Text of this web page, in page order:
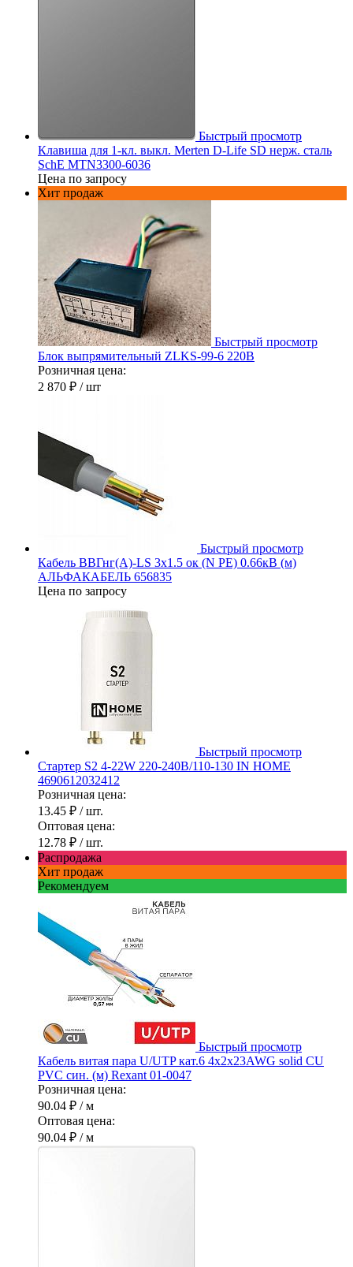
Быстрый просмотр
Клавиша для 1-кл. выкл. Merten D-Life SD нерж. сталь
SchE MTN3300-6036
Цена по запросу
Хит продаж
Быстрый просмотр
Блок выпрямительный ZLKS-99-6 220В
Розничная цена:
2 870 ₽ / шт
Быстрый просмотр
Кабель ВВГнг(А)-LS 3х1.5 ок (N PE) 0.66кВ (м)
АЛЬФАКАБЕЛЬ 656835
Цена по запросу
Быстрый просмотр
Стартер S2 4-22W 220-240В/110-130 IN HOME
4690612032412
Розничная цена:
13.45 ₽ / шт.
Оптовая цена:
12.78 ₽ / шт.
Распродажа
Хит продаж
Рекомендуем
Быстрый просмотр
Кабель витая пара U/UTP кат.6 4х2х23AWG solid CU
PVC син. (м) Rexant 01-0047
Розничная цена:
90.04 ₽ / м
Оптовая цена:
90.04 ₽ / м